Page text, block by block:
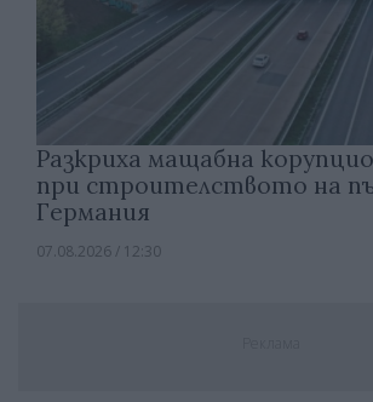
Разкриха мащабна
при строителството на
Германия
07.08.2026 / 12:30